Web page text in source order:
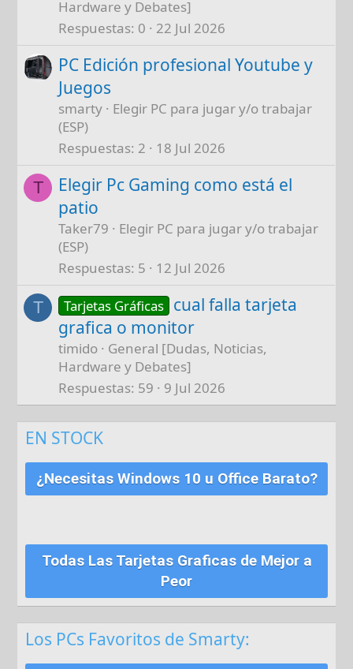
Hardware y Debates]
Respuestas 0 22 Jul 2026
PC Edición profesional Youtube y
Juegos
smarty
Elegir PC para jugar y/o trabajar
(ESP)
Respuestas 2 18 Jul 2026
T
Elegir Pc Gaming como está el
patio
Taker79
Elegir PC para jugar y/o trabajar
(ESP)
Respuestas 5 12 Jul 2026
T Tarjetas Gráficas cual falla tarjeta
grafica o monitor
timido
General [Dudas, Noticias,
Hardware y Debates]
Respuestas 59 9 Jul 2026
EN STOCK
¿Necesitas Windows 10 u Office Barato?
Todas Las Tarjetas Graficas de Mejor a
Peor
Los PCs Favoritos de Smarty: